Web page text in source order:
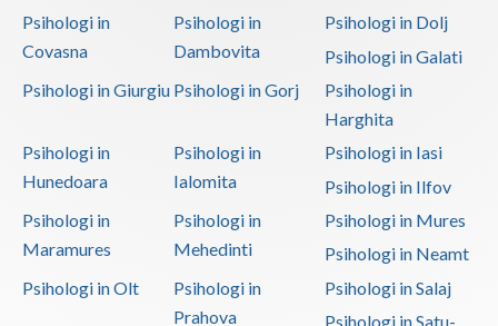
Interventie psihoterapeutica in tulburarea fono... (1)
Interventie psihoterapeutica in tulburarea opoz... (1)
Interventie psihoterapeutica in tulburari ale c... (1)
Logopedie - Interventie psihoterapeutica in bal... (1)
Logoterapie (1)
Logoterapie in tulburarile de comunicare (1)
Practica pentru studentii facultatilor de psiho... (1)
Psihodiagnostic si evaluare clinica (1)
Psihologi in
Covasna
Psihologi in
Dambovita
Psihologi in Dolj
Psihologi in Galati
Psihologi in Giurgiu Psihologi in Gorj
Psihologi in
Harghita
Psihologi in
Hunedoara
Psihologi in
Ialomita
Psihologi in Iasi
Psihologi in Ilfov
Psihologi in
Maramures
Psihologi in
Mehedinti
Psihologi in Mures
Psihologi in Neamt
Psihologi in Olt
Psihologi in
Prahova
Psihologi in Salaj
Psihologi in Satu-